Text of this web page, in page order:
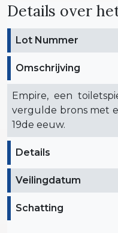
Details over
Lot Nummer
Omschrijving
Empire, een
vergulde brons met
19de eeuw.
Details
Veilingdatum
Schatting